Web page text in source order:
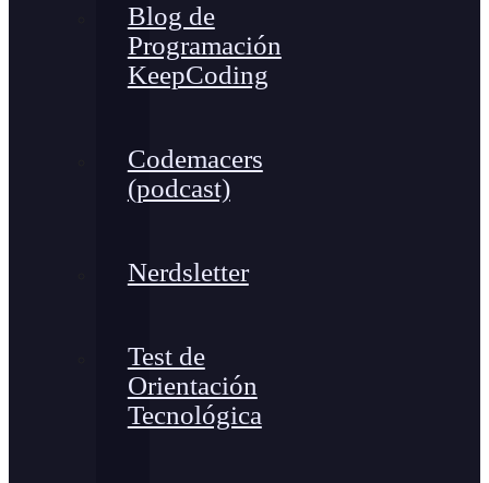
Blog de
Programación
KeepCoding
Codemacers
(podcast)
Nerdsletter
Test de
Orientación
Tecnológica